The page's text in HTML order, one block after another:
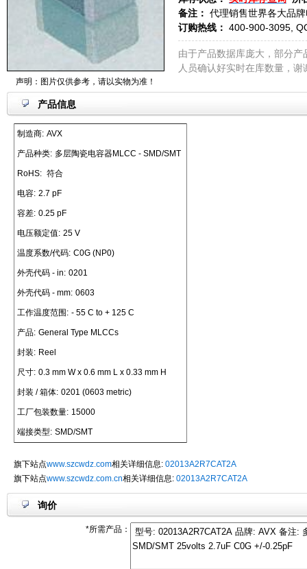
声明：图片仅供参考，请以实物为准！
备注： 代理销售世界各大品
订购热线： 400-900-3095,
由于产品数据库庞大，部分
人员确认好实时在库数量，谢
产品信息
制造商: AVX
产品种类: 多层陶瓷电容器MLCC - SMD/SMT
RoHS: 符合
电容: 2.7 pF
容差: 0.25 pF
电压额定值: 25 V
温度系数/代码: C0G (NP0)
外壳代码 - in: 0201
外壳代码 - mm: 0603
工作温度范围: - 55 C to + 125 C
产品: General Type MLCCs
封装: Reel
尺寸: 0.3 mm W x 0.6 mm L x 0.33 mm H
封装 / 箱体: 0201 (0603 metric)
工厂包装数量: 15000
端接类型: SMD/SMT
旗下站点www.szcwdz.com相关详细信息: 02013A2R7CAT2A
旗下站点www.szcwdz.com.cn相关详细信息: 02013A2R7CAT2A
询价
*所需产品：